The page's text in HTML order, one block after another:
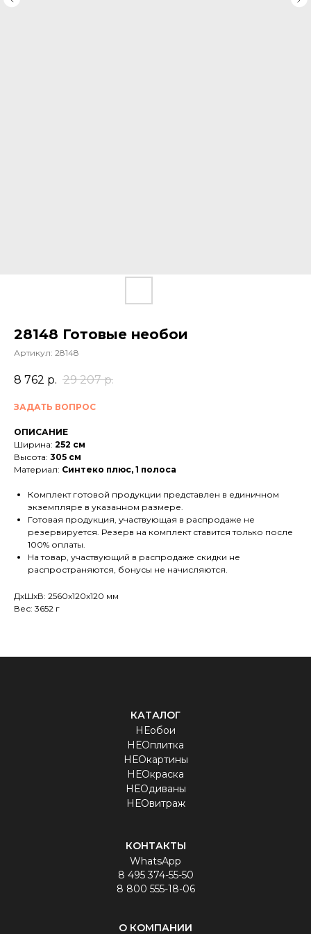
28148 Готовые необои
Артикул: 28148
8 762 р. 29 207 р.
ЗАДАТЬ ВОПРОС
ОПИСАНИЕ
Ширина: 252 см
Высота: 305 см
Материал: Синтеко плюс, 1 полоса
Комплект готовой продукции представлен в единичном
экземпляре в указанном размере.
Готовая продукция, участвующая в распродаже не
резервируется. Резерв на комплект ставится только после
100% оплаты.
На товар, участвующий в распродаже скидки не
распространяются, бонусы не начисляются.
ДxШxВ: 2560x120x120 мм
Вес: 3652 г
КАТАЛОГ
НЕобои
НЕОплитка
НЕОкартины
НЕОкраска
НЕОдиваны
НЕОвитраж
КОНТАКТЫ
WhatsApp
8 495 374-55-50
8 800 555-18-06
О КОМПАНИИ